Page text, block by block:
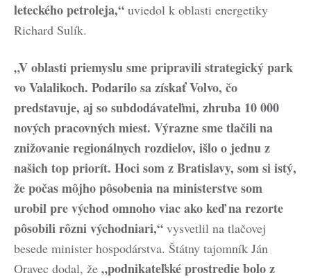
leteckého petroleja,“ uviedol k oblasti energetiky
Richard Sulík.
„V oblasti priemyslu sme pripravili strategický park
vo Valalikoch. Podarilo sa získať Volvo, čo
predstavuje, aj so subdodávateľmi, zhruba 10 000
nových pracovných miest. Výrazne sme tlačili na
znižovanie regionálnych rozdielov, išlo o jednu z
našich top priorít. Hoci som z Bratislavy, som si istý,
že počas môjho pôsobenia na ministerstve som
urobil pre východ omnoho viac ako keď na rezorte
pôsobili rôzni východniari,“ vysvetlil na tlačovej
besede minister hospodárstva. Štátny tajomník Ján
Oravec dodal, že „podnikateľské prostredie bolo z